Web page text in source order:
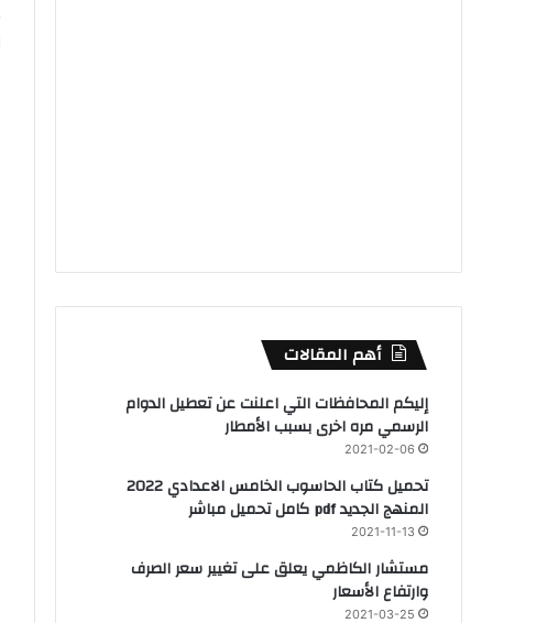
أهم المقالات
إليكم المحافظات التي اعلنت عن تعطيل الدوام
الرسمي مره اخرى بسبب الأمطار
2021-02-06
تحميل كتاب الحاسوب الخامس الاعدادي 2022
المنهج الجديد pdf كامل تحميل مباشر
2021-11-13
مستشار الكاظمي يعلق على تغيير سعر الصرف
وارتفاع الأسعار
2021-03-25